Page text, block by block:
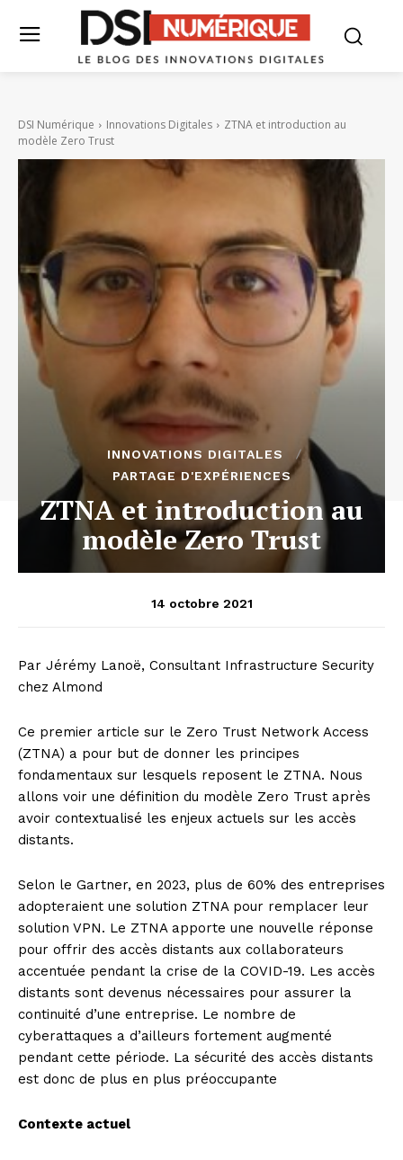
DSI Numérique Innovations Digitales
ZTNA et introduction au
modèle Zero Trust
INNOVATIONS DIGITALES
PARTAGE D'EXPÉRIENCES
ZTNA et introduction au
modèle Zero Trust
14 octobre 2021
Par Jérémy Lanoë, Consultant Infrastructure Security
chez Almond
Ce premier article sur le Zero Trust Network Access
(ZTNA) a pour but de donner les principes
fondamentaux sur lesquels reposent le ZTNA. Nous
allons voir une définition du modèle Zero Trust après
avoir contextualisé les enjeux actuels sur les accès
distants.
Selon le Gartner, en 2023, plus de 60% des entreprises
adopteraient une solution ZTNA pour remplacer leur
solution VPN. Le ZTNA apporte une nouvelle réponse
pour offrir des accès distants aux collaborateurs
accentuée pendant la crise de la COVID-19. Les accès
distants sont devenus nécessaires pour assurer la
continuité d’une entreprise. Le nombre de
cyberattaques a d’ailleurs fortement augmenté
pendant cette période. La sécurité des accès distants
est donc de plus en plus préoccupante
Contexte actuel